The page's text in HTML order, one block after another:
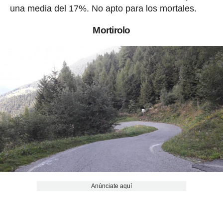
una media del 17%. No apto para los mortales.
Mortirolo
Anúnciate aquí